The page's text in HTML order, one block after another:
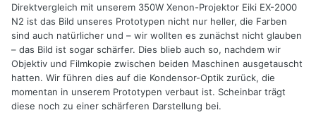
Siehe z.B. ebay-Artikel-Nummer:
Ich habe mir so eins für weitere Experimente bestellt, es
sollte nächste Woche eintreffen. Das Ding ist durchaus
bezahlbar, über die Eigenschaften werde ich dann
berichten.
Wer sich für diese Technik (deutsches Patent von Osram
(!!!) ) interessiert, sollte einen Blick in die zugehörige
Direktvergleich mit unserem 350W Xenon-Projektor Eiki EX-2000
N2 ist das Bild unseres Prototypen nicht nur heller, die Farben
sind auch natürlicher und – wir wollten es zunächst nicht glauben
– das Bild ist sogar schärfer. Dies blieb auch so, nachdem wir
Objektiv und Filmkopie zwischen beiden Maschinen ausgetauscht
hatten. Wir führen dies auf die Kondensor-Optik zurück, die
momentan in unserem Prototypen verbaut ist. Scheinbar trägt
diese noch zu einer schärferen Darstellung bei.